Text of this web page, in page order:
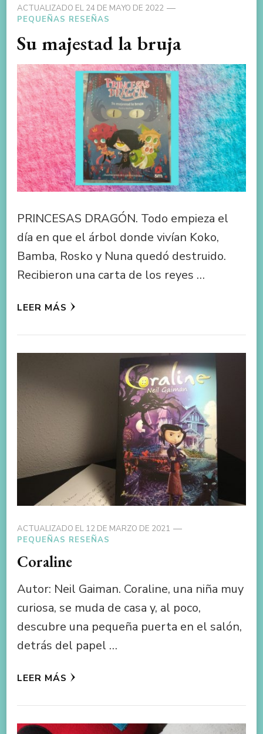
ACTUALIZADO EL 24 DE MAYO DE 2022
PEQUEÑAS RESEÑAS
Su majestad la bruja
PRINCESAS DRAGÓN. Todo empieza el
día en que el árbol donde vivían Koko,
Bamba, Rosko y Nuna quedó destruido.
Recibieron una carta de los reyes …
LEER MÁS
ACTUALIZADO EL 12 DE MARZO DE 2021
PEQUEÑAS RESEÑAS
Coraline
Autor: Neil Gaiman. Coraline, una niña muy
curiosa, se muda de casa y, al poco,
descubre una pequeña puerta en el salón,
detrás del papel …
LEER MÁS